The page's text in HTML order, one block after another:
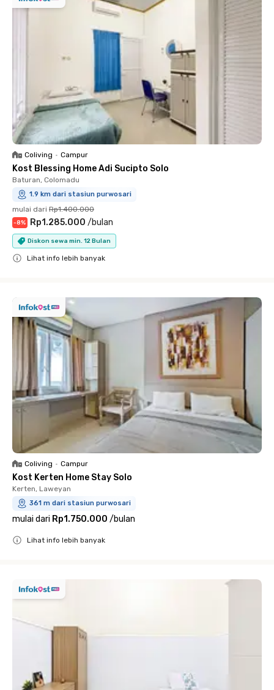
Coliving • Campur
Kost Blessing Home Adi Sucipto Solo
Baturan, Colomadu
1.9 km dari stasiun purwosari
mulai dari Rp1.400.000
-8% Rp1.285.000 /bulan
Diskon sewa min. 12 Bulan
Lihat info lebih banyak
Coliving • Campur
Kost Kerten Home Stay Solo
Kerten, Laweyan
361 m dari stasiun purwosari
mulai dari Rp1.750.000 /bulan
Lihat info lebih banyak